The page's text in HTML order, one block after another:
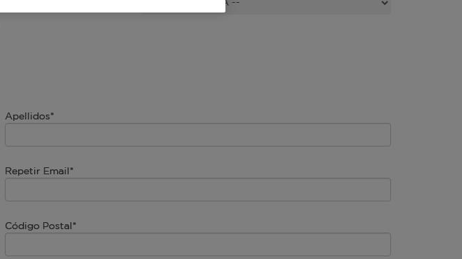
Apellidos*
Repetir Email*
Código Postal*